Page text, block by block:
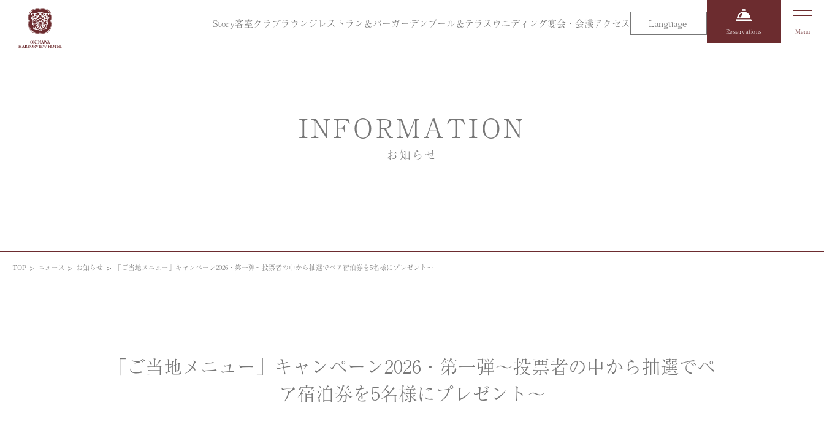
Story客室クラブラウンジレストラン＆バーガーデンプール＆テラス ウエディング宴会・会議アクセス Language
Reservations
INFORMATION
お知らせ
TOP ニュース お知らせ 「ご当地メニュー」キャンペーン2026・第一弾～投票者の中から抽選でペア宿泊券を5名様にプレゼント～
「ご当地メニュー」キャンペーン2026・第一弾～投票者の中から抽選でペ
ア宿泊券を5名様にプレゼント～